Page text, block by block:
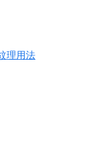
理用法